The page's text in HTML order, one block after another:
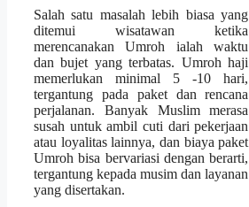
Salah satu masalah lebih biasa yang
ditemui wisatawan ketika
merencanakan Umroh ialah waktu
dan bujet yang terbatas. Umroh haji
memerlukan minimal 5 -10 hari,
tergantung pada paket dan rencana
perjalanan. Banyak Muslim merasa
susah untuk ambil cuti dari pekerjaan
atau loyalitas lainnya, dan biaya paket
Umroh bisa bervariasi dengan berarti,
tergantung kepada musim dan layanan
yang disertakan.